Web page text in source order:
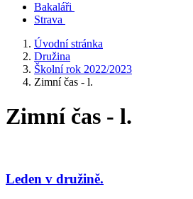
Bakaláři
Strava
Úvodní stránka
Družina
Školní rok 2022/2023
Zimní čas - l.
Zimní čas - l.
Leden v družině.